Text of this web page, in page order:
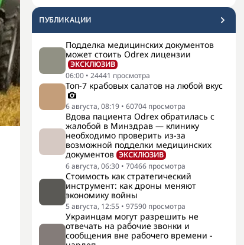
ПУБЛИКАЦИИ
Подделка медицинских документов
может стоить Odrex лицензии
ЭКСКЛЮЗИВ
06:00 • 24441 просмотра
Топ-7 крабовых салатов на любой вкус
6 августа, 08:19 • 60704 просмотра
Вдова пациента Odrex обратилась с
жалобой в Минздрав — клинику
необходимо проверить из-за
возможной подделки медицинских
документов ЭКСКЛЮЗИВ
6 августа, 06:30 • 70466 просмотра
Стоимость как стратегический
инструмент: как дроны меняют
экономику войны
5 августа, 12:55 • 97590 просмотра
Украинцам могут разрешить не
отвечать на рабочие звонки и
сообщения вне рабочего времени -